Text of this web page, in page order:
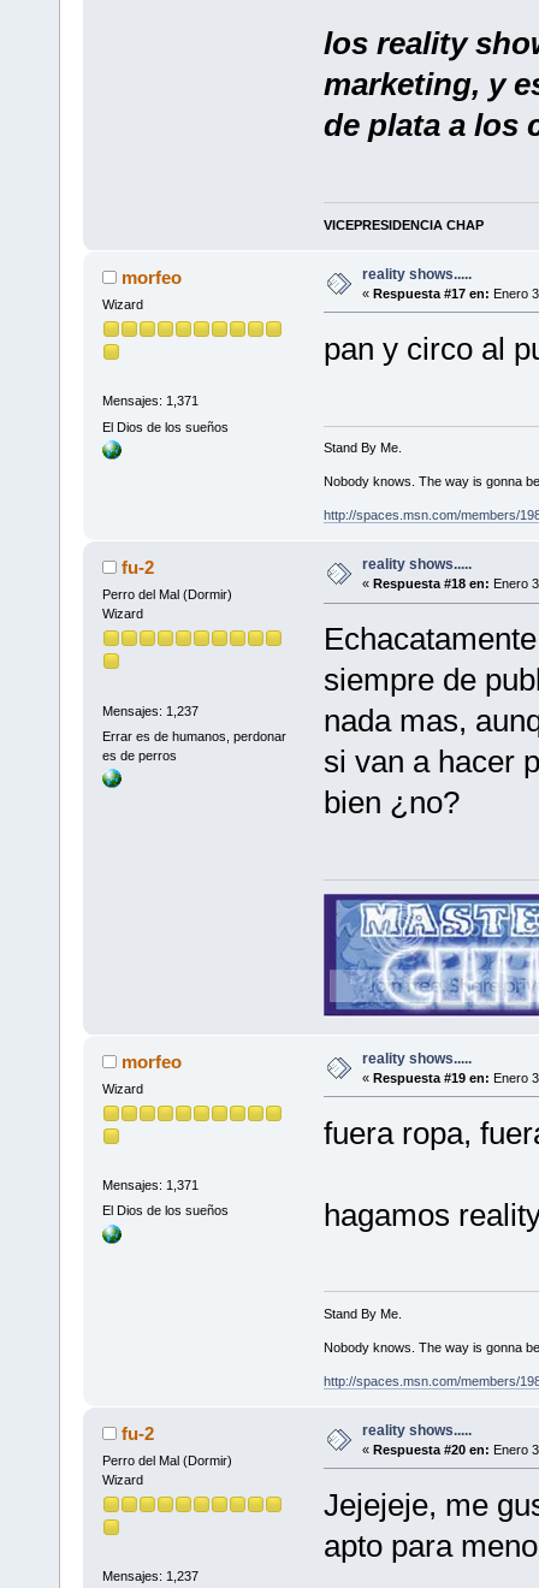
los reality
marketing, y
de plata a los
VICEPRESIDENCIA CHAP
morfeo
Wizard
Mensajes: 1,371
El Dios de los sueños
reality shows.....
« Respuesta #17 en: Enero
pan y circo al
Stand By Me.
Nobody knows. The way is gonna
http://spaces.msn.com/members/
fu-2
Perro del Mal (Dormir)
Wizard
Mensajes: 1,237
Errar es de humanos, perdonar
es de perros
reality shows.....
« Respuesta #18 en: Enero
siempre de
nada mas,
si van a hacer
bien ¿no?
morfeo
Wizard
Mensajes: 1,371
El Dios de los sueños
reality shows.....
« Respuesta #19 en: Enero
fuera ropa,
hagamos
Stand By Me.
Nobody knows. The way is gonna
http://spaces.msn.com/members/
fu-2
Perro del Mal (Dormir)
Wizard
Mensajes: 1,237
reality shows.....
« Respuesta #20 en: Enero
Jejejeje, me
apto para